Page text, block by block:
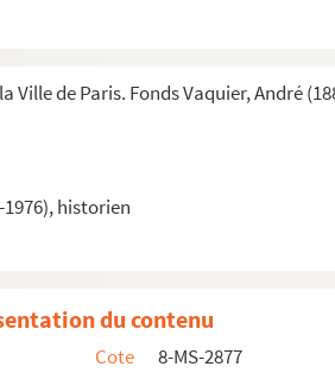
Ville de Paris. Fonds Vaquier, André
1976), historien
du contenu
Cote
8-MS-2877